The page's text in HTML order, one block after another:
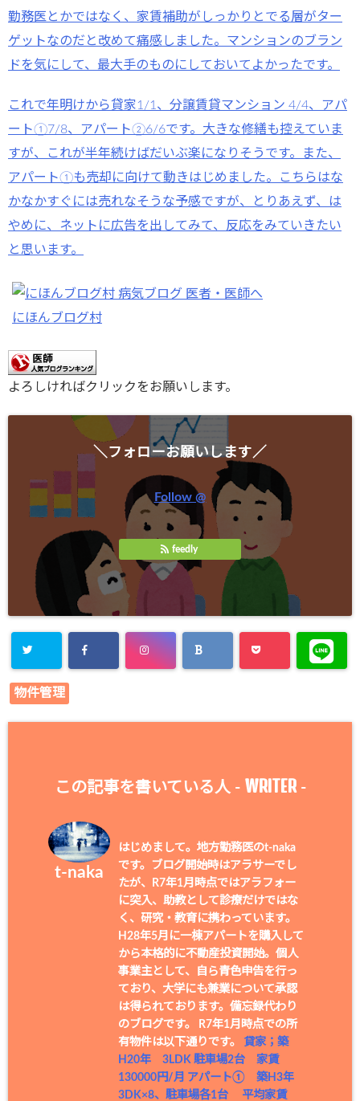
勤務医とかではなく、家賃補助がしっかりとでる層がター
ゲットなのだと改めて痛感しました。マンションのブラン
ドを気にして、最大手のものにしておいてよかったです。
これで年明けから貸家1/1、分譲賃貸マンション 4/4、アパ
ート①7/8、アパート②6/6です。大きな修繕も控えていま
すが、これが半年続けばだいぶ楽になりそうです。また、
アパート①も売却に向けて動きはじめました。こちらはな
かなかすぐには売れなそうな予感ですが、とりあえず、は
やめに、ネットに広告を出してみて、反応をみていきたい
と思います。
にほんブログ村
よろしければクリックをお願いします。
＼フォローお願いします／
Follow @
feedly
物件管理
この記事を書いている人 - WRITER-
t-naka
はじめまして。地方勤務医のt-naka
です。ブログ開始時はアラサーでし
たが、R7年1月時点ではアラフォー
に突入、助教として診療だけではな
く、研究・教育に携わっています。
H28年5月に一棟アパートを購入して
から本格的に不動産投資開始。個人
事業主として、自ら青色申告を行っ
ており、大学にも兼業について承認
は得られております。備忘録代わり
のブログです。 R7年1月時点での所
有物件は以下通りです。 貸家；築
H20年 3LDK 駐車場2台 家賃
130000円/月 アパート① 築H3年
3DK×8、駐車場各1台 平均家賃